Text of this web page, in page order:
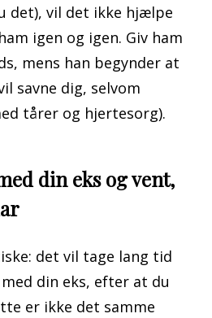
det), vil det ikke hjælpe
igen og igen. Giv ham
mens han begynder at
savne dig, selvom
tårer og hjertesorg).
din eks og vent,
det vil tage lang tid
din eks, efter at du
er ikke det samme